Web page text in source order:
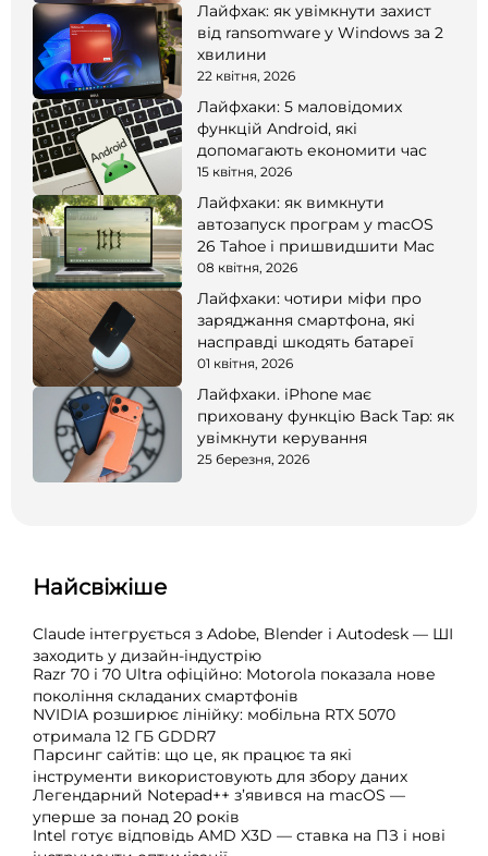
Лайфхак: як увімкнути захист
від ransomware у Windows за 2
хвилини
22 квітня, 2026
Лайфхаки: 5 маловідомих
функцій Android, які
допомагають економити час
15 квітня, 2026
Лайфхаки: як вимкнути
автозапуск програм у macOS
26 Tahoe і пришвидшити Mac
08 квітня, 2026
Лайфхаки: чотири міфи про
заряджання смартфона, які
насправді шкодять батареї
01 квітня, 2026
Лайфхаки. iPhone має
приховану функцію Back Tap: як
увімкнути керування
25 березня, 2026
Найсвіжіше
Claude інтегрується з Adobe, Blender і Autodesk — ШІ
заходить у дизайн-індустрію
Razr 70 і 70 Ultra офіційно: Motorola показала нове
покоління складаних смартфонів
NVIDIA розширює лінійку: мобільна RTX 5070
отримала 12 ГБ GDDR7
Парсинг сайтів: що це, як працює та які
інструменти використовують для збору даних
Легендарний Notepad++ з’явився на macOS —
уперше за понад 20 років
Intel готує відповідь AMD X3D — ставка на ПЗ і нові